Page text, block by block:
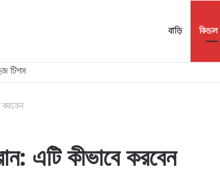
বাড়ি কিন্ডল
টিপস
করবেন
এটি কীভাবে করবেন